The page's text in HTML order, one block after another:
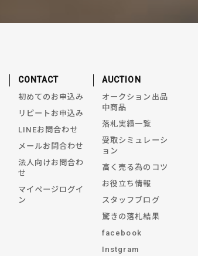
CONTACT
初めてのお申込み
リピートお申込み
LINEお問合わせ
メールお問合わせ
法人向けお問合わ
せ
マイページログイ
ン
AUCTION
オークション出品
中商品
落札実績一覧
受取シミュレーシ
ョン
高く売る為のコツ
お役立ち情報
スタッフブログ
驚きの落札結果
facebook
Instgram